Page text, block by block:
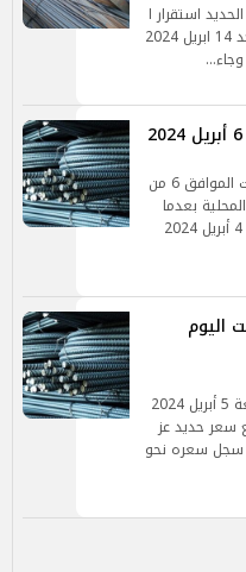
استقرار ا
داخل أسواق البناء خلال تعاملات اليوم الأحد 14 ابريل 2024
وجاء…
سعر الحديد شهد سعر الحديد اليوم السبت الموافق 6 من
المحلية بعدما
تراجع سعر حديد عز منذ أول أمس الخميس 4 أبريل 2024
اليوم
سعر الحديد شهد سعر الحديد اليوم الجمعة 5 أبريل 2024
سعر حديد عز
4 أبريل 2024 حيث سجل سعره نحو